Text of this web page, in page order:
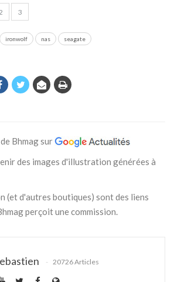
2 3
ironwolf nas seagate
Bhmag sur
des images d'illustration générées à
(et d'autres boutiques) sont des liens
perçoit une commission.
20726 Articles